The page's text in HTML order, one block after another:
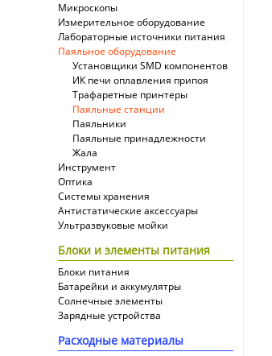
Микроскопы
Измерительное оборудование
Лабораторные источники питания
Паяльное оборудование
Установщики SMD компонентов
ИК печи оплавления припоя
Трафаретные принтеры
Паяльные станции
Паяльники
Паяльные принадлежности
Жала
Инструмент
Оптика
Системы хранения
Антистатические аксессуары
Ультразвуковые мойки
Блоки и элементы питания
Блоки питания
Батарейки и аккумулятры
Солнечные элементы
Зарядные устройства
Расходные материалы